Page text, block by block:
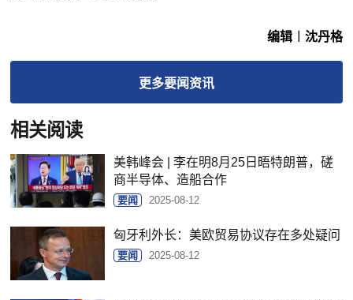
编辑︱沈丹格
更多要闻资讯
相关阅读
美韩峰会 | 李在明8月25日晤特朗普，磋
商半导体、造船合作
要闻 2025-08-12
匈牙利外长：美欧贸易协议存在多处疑问
要闻 2025-08-12